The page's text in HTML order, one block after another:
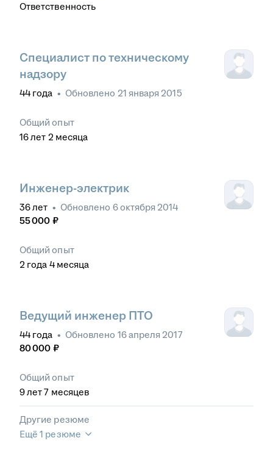
Ответственность
Специалист по техническому
надзору
44 года • Обновлено 21 января 2015
Общий опыт
16лет 2 месяца
Инженер-электрик
36лет • Обновлено 6 октября 2014
55 000 ₽
Общий опыт
2 года 4 месяца
Ведущий инженер ПТО
44 года • Обновлено 16 апреля 2017
80 000 ₽
Общий опыт
9лет 7 месяцев
Другие резюме
Ещё 1 резюме